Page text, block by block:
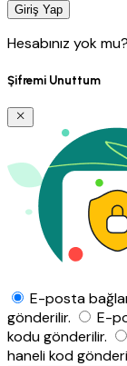
Giriş Yap
Hesabınız yok mu?
Şifremi Unuttum
E-posta
gönderilir.
E-
kodu gönderilir.
haneli kod